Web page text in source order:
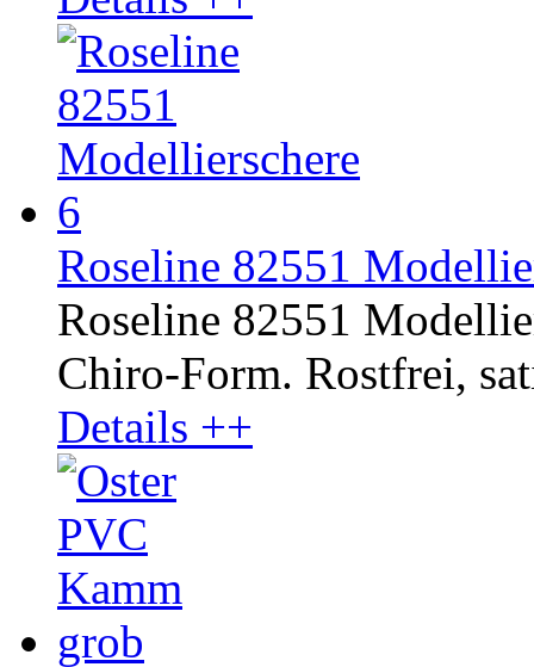
Roseline 82551
Roseline 82551
Chiro-Form. Rostfrei,
Details ++